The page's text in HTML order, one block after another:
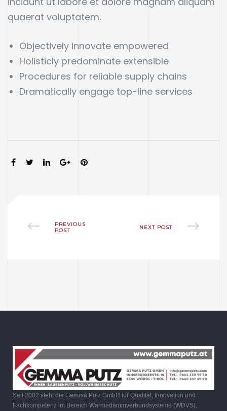
quaerat voluptatem.
Objectively innovate empowered
Holisticly predominate extensible
Procedures for reliable supply chains
Dramatically engage top-line services
SHARE:
PREVIOUS
POST
NEXT POST
Seit 2002 steht die Gemma Putz GmbH für Qualität, Innovation und
Fachkompetenz im Bereich Wärmedämmverbundsysteme (WDVS),